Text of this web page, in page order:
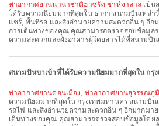
ท่าอากาศยานนานาชาติฮาซรัท ชาห์จาลาล เป็น
ได้รับความนิยมมากที่สุดใน ธากา สนามบินเหล่า
แชร์, พื้นที่รอ และสิ่งอำนวยความสะดวกอื่น ๆ อีก
การเดินทางของคุณ คุณสามารถตรวจสอบข้อมูลร
ความสะดวกและผังอาคารผู้โดยสารได้ที่สนามบิน
สนามบินขาเข้าที่ได้รับความนิยมมากที่สุดใน กรุ
ท่าอากาศยานดอนเมือง, ท่าอากาศยานสุวรรณภูมิ
ความนิยมมากที่สุดใน กรุงเทพมหานคร สนามบิน
รถไฟ และสิ่งอำนวยความสะดวกอื่น ๆ อีกมากมา
เดินทางของคุณ คุณสามารถตรวจสอบข้อมูลโดย